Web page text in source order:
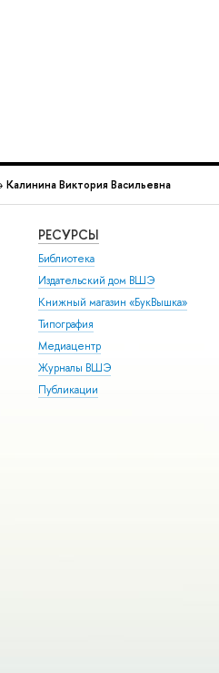
Калинина Виктория Васильевна
РЕСУРСЫ
Библиотека
Издательский дом ВШЭ
Книжный магазин «БукВышка»
Типография
Медиацентр
Журналы ВШЭ
Публикации